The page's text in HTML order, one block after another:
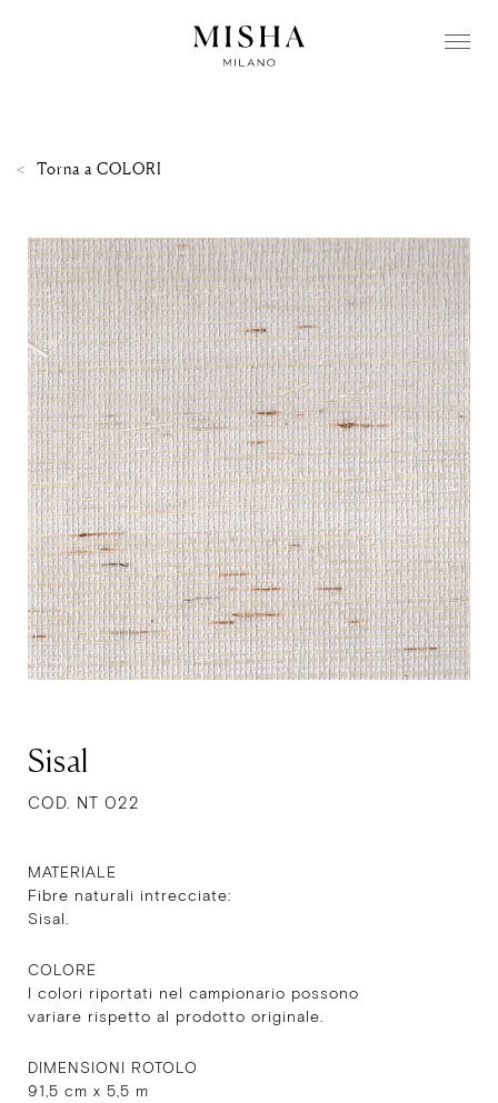
Torna a COLORI
Sisal
COD. NT 022
MATERIALE
Fibre naturali intrecciate:
Sisal.
COLORE
I colori riportati nel campionario possono
variare rispetto al prodotto originale.
DIMENSIONI ROTOLO
91,5 cm x 5,5 m